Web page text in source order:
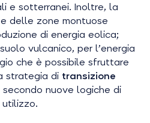
e sotterranei. Inoltre, la
delle zone montuose
di energia eolica;
vulcanico, per l’energia
che è possibile sfruttare
strategia di transizione
secondo nuove logiche di
utilizzo.